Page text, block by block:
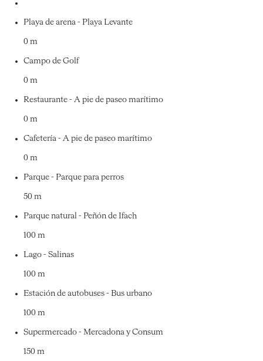
Playa de arena - Playa Levante
0 m
Campo de Golf
0 m
Restaurante - A pie de paseo marítimo
0 m
Cafetería - A pie de paseo marítimo
0 m
Parque - Parque para perros
50 m
Parque natural - Peñón de Ifach
100 m
Lago - Salinas
100 m
Estación de autobuses - Bus urbano
100 m
Supermercado - Mercadona y Consum
150 m